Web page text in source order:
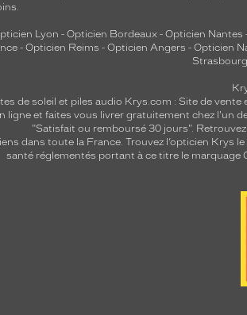
Lyon - Opticien Bordeaux - Opticien Nantes
- Opticien Reims - Opticien Angers - Opticien
Strasbourg
de soleil et piles audio Krys.com : Site de vente
ligne et faites vous livrer gratuitement chez l'un
"Satisfait ou remboursé 30 jours".
dans toute la France. Trouvez l’opticien Krys
santé réglementés portant à ce titre le marquage